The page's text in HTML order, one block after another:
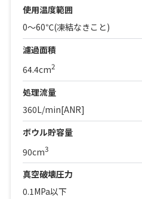
使用温度範囲
0～60℃(凍結なきこと)
濾過面積
64.4cm2
処理流量
360L/min[ANR]
ボウル貯容量
90cm3
真空破壊圧力
0.1MPa以下